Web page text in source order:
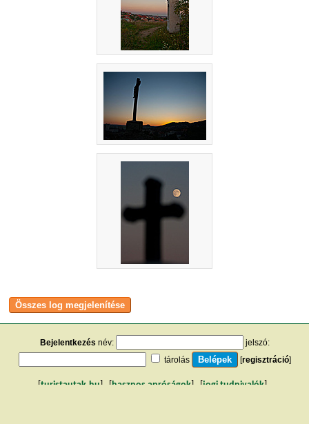
Bejelentkezés név:
jelszó:
tárolás
[regisztráció]
[turistautak.hu ] [hasznos apróságok] [ jogi tudnivalók]